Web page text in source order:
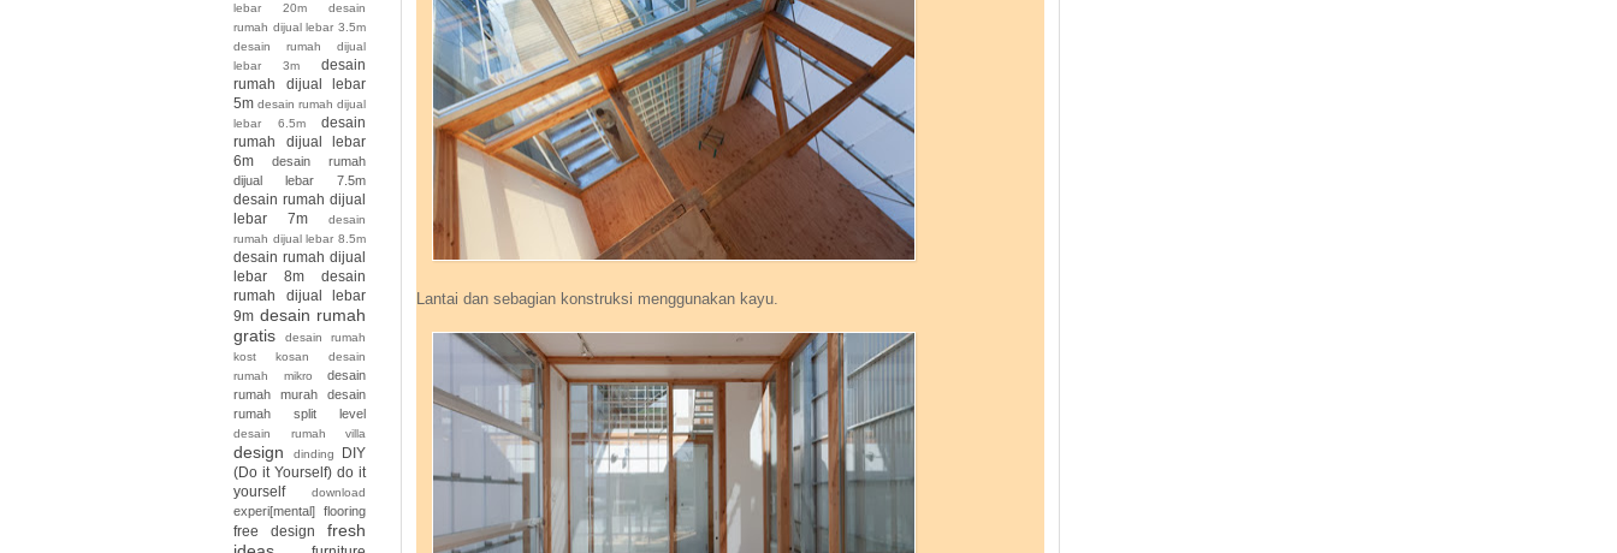
Lantai dan sebagian konstruksi menggunakan kayu.
lebar 20m
desain
rumah dijual lebar 3.5m
desain rumah dijual
lebar 3m
desain
rumah dijual lebar
5m desain rumah dijual
lebar 6.5m
desain
rumah dijual lebar
6m
desain rumah
dijual lebar 7.5m
desain rumah dijual
lebar 7m
desain
rumah dijual lebar 8.5m
desain rumah dijual
lebar 8m
desain
rumah dijual lebar
9m desain rumah
gratis
desain rumah
kost kosan
desain
rumah mikro
desain
rumah murah
desain
rumah split level
desain rumah villa
design dinding
DIY
(Do it Yourself) do it
yourself
download
experi[mental] flooring
free design
fresh